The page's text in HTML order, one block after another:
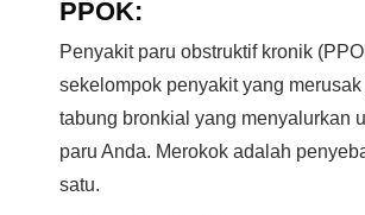
PPOK:
Penyakit paru obstruktif kronik
sekelompok penyakit yang
tabung bronkial yang menyalurkan
paru Anda. Merokok adalah
satu.